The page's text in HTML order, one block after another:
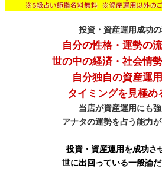
投資・資産運用成功
自分の性格・運勢の
世の中の経済・社会情
自分独自の資産運
タイミングを見極め
当店が資産運用にも
アナタの運勢を占う能力
投資・資産運用を成功さ
世に出回っている一般論